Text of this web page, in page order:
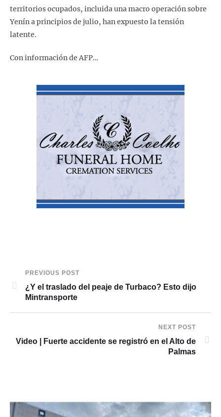
territorios ocupados, incluida una macro operación sobre
Yenín a principios de julio, han expuesto la tensión
latente.
Con información de AFP…
PREVIOUS POST
¿Y el traslado del peaje de Turbaco? Esto dijo
Mintransporte
NEXT POST
Video | Fuerte accidente se registró en el Alto de
Palmas